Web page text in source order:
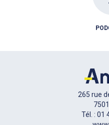
265 rue
Tél. : 01